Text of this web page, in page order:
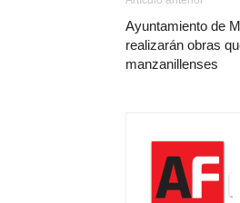
Ayuntamiento de
realizarán obras
manzanillenses